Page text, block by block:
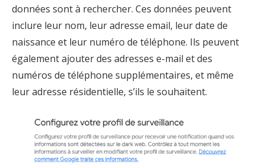
données sont à rechercher. Ces données peuvent
inclure leur nom, leur adresse email, leur date de
naissance et leur numéro de téléphone. Ils peuvent
également ajouter des adresses e-mail et des
numéros de téléphone supplémentaires, et même
leur adresse résidentielle, s’ils le souhaitent.